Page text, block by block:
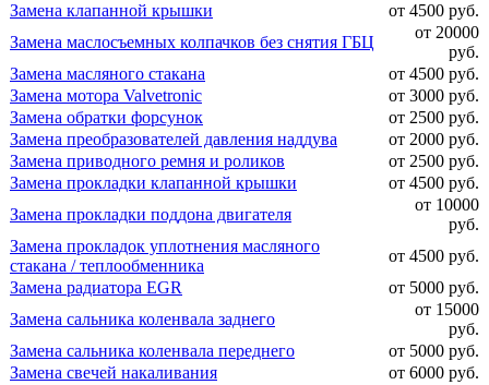
Замена клапанной крышки
от 4500 руб.
Замена маслосъемных колпачков без снятия ГБЦ
от 20000
руб.
Замена масляного стакана
от 4500 руб.
Замена мотора Valvetronic
от 3000 руб.
Замена обратки форсунок
от 2500 руб.
Замена преобразователей давления наддува
от 2000 руб.
Замена приводного ремня и роликов
от 2500 руб.
Замена прокладки клапанной крышки
от 4500 руб.
Замена прокладки поддона двигателя
от 10000
руб.
Замена прокладок уплотнения масляного
стакана / теплообменника
от 4500 руб.
Замена радиатора EGR
от 5000 руб.
Замена сальника коленвала заднего
от 15000
руб.
Замена сальника коленвала переднего
от 5000 руб.
Замена свечей накаливания
от 6000 руб.